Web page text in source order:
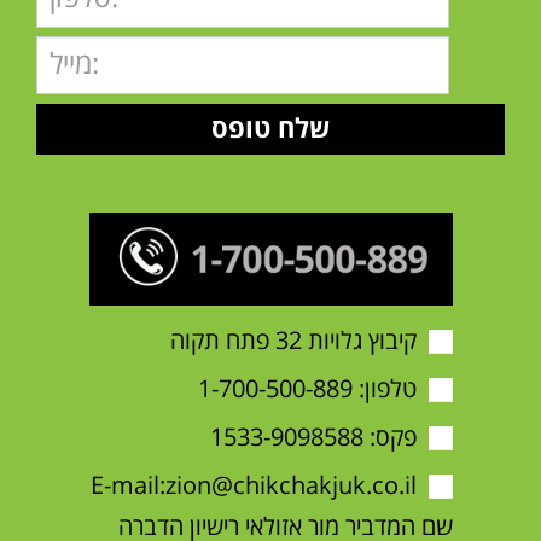
קיבוץ גלויות 32 פתח תקוה
טלפון:1-700-500-889
פקס: 1533-9098588
E-mail:zion@chikchakjuk.co.il
שם המדביר מור אזולאי רישיון הדברה